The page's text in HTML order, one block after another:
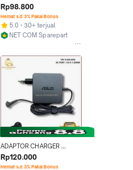
A456U A456UR X456U
X456UQ X456UR ADAPTOR
-ORI
Rp98.800
Hemat s.d 3% Pakai Bonus
5.0
30+ terjual
NET COM Sparepart
ADAPTOR CHARGER
LAPTOP ASUS A456 A456U
A456UR 3.42 jack kecil
Rp120.000
Hemat s.d 3% Pakai Bonus